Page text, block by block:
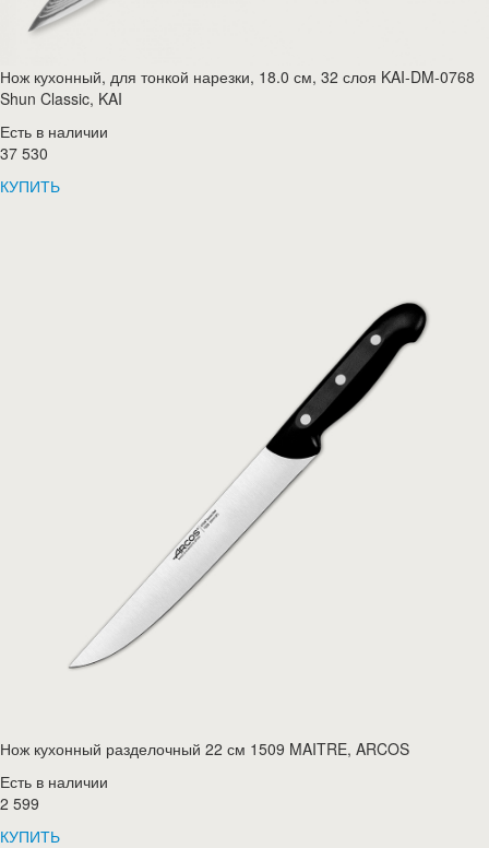
Нож кухонный, для тонкой нарезки, 18.0 см, 32 слоя KAI-DM-0768
Shun Classic, KAI
Есть в наличии
37 530
КУПИТЬ
Нож кухонный разделочный 22 см 1509 MAITRE, ARCOS
Есть в наличии
2 599
КУПИТЬ